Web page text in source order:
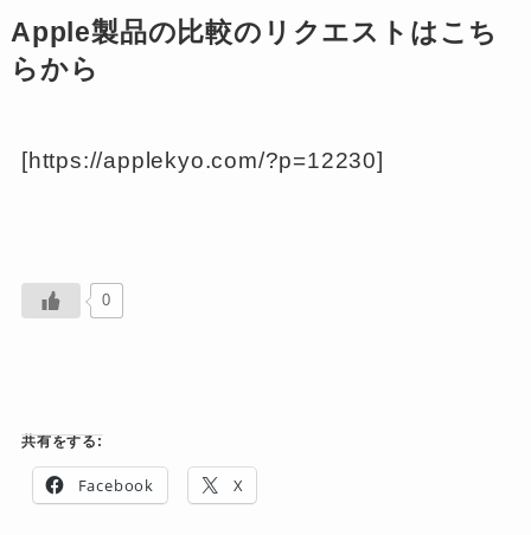
Apple製品の比較のリクエストはこち
らから
[https://applekyo.com/?p=12230]
0
共有をする:
Facebook X